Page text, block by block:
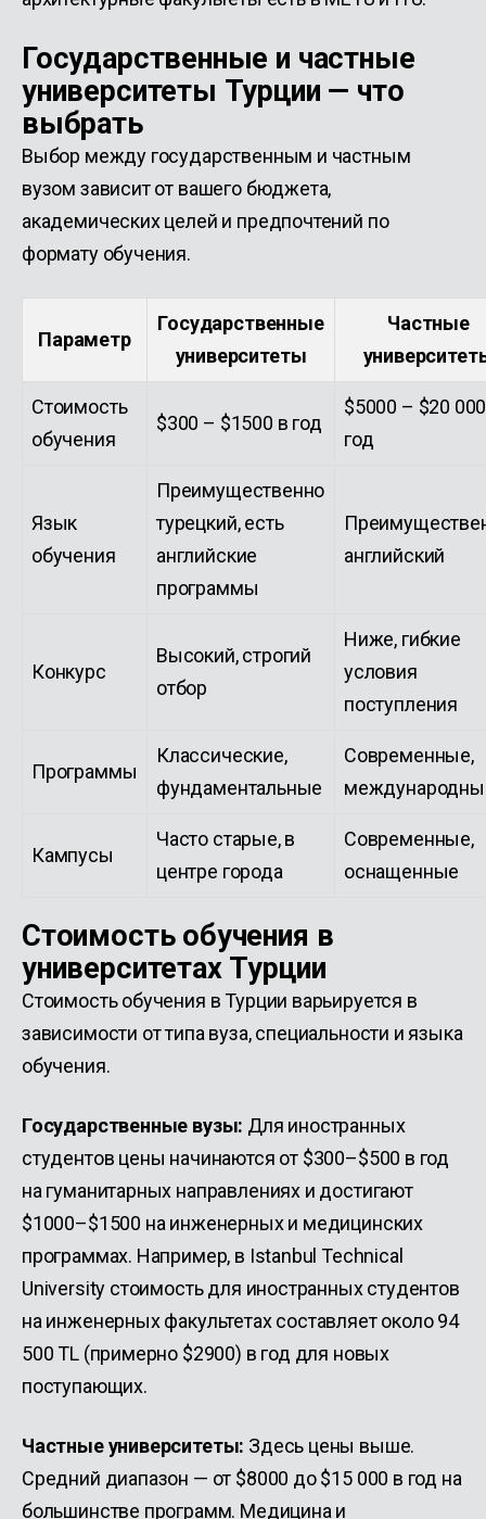
Государственные и частные
университеты Турции — что
выбрать
Выбор между государственным и частным
вузом зависит от вашего бюджета,
академических целей и предпочтений по
формату обучения.
Параметр
Государственные
университеты
Частные
Стоимость
обучения
$300 – $1500 в год
$5000 – $20
год
Язык
обучения
Преимущественно
турецкий, есть
английские
программы
английский
Конкурс
Высокий, строгий
отбор
Ниже, гибкие
условия
поступления
Программы
Классические,
фундаментальные
Современные,
Кампусы
Часто старые, в
центре города
Современные,
оснащенные
Стоимость обучения в
университетах Турции
Стоимость обучения в Турции варьируется в
зависимости от типа вуза, специальности и языка
обучения.
Государственные вузы: Для иностранных
студентов цены начинаются от $300–$500 в год
на гуманитарных направлениях и достигают
$1000–$1500 на инженерных и медицинских
программах. Например, в Istanbul Technical
University стоимость для иностранных студентов
на инженерных факультетах составляет около 94
500 TL (примерно $2900) в год для новых
поступающих.
Частные университеты: Здесь цены выше.
Средний диапазон — от $8000 до $15 000 в год на
большинстве программ. Медицина и